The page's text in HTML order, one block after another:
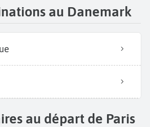
au Danemark
au départ de Paris